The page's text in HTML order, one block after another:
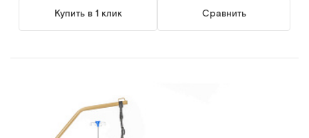
Купить в 1 клик Сравнить